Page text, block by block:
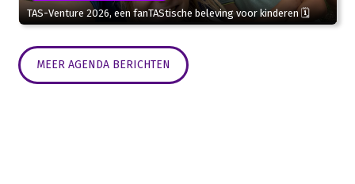
TAS-Venture 2026, een fanTAStische beleving voor kinderen 🗓
MEER AGENDA BERICHTEN